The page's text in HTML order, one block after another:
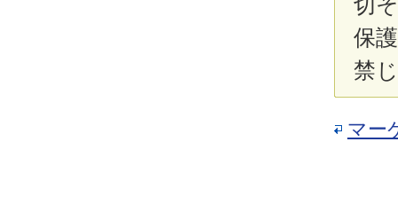
保
禁
マー